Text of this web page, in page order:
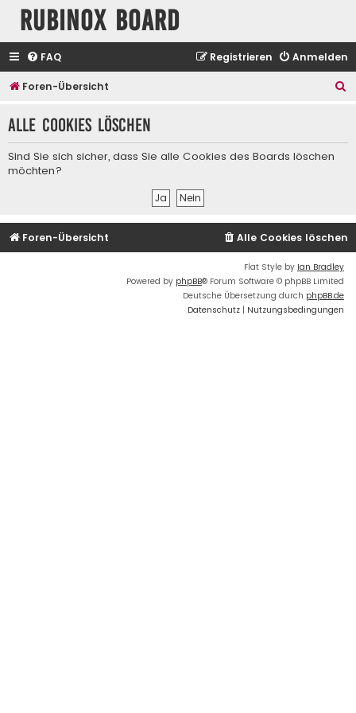
Rubinox Board
FAQ Anmelden
Registrieren
Foren-Übersicht
h
Alle Cookies löschen
Sind Sie sich sicher, dass Sie alle Cookies des Boards löschen
möchten?
Foren-Übersicht Alle Cookies löschen
Flat Style by Ian Bradley
Powered by phpBB® Forum Software © phpBB Limited
Deutsche Übersetzung durch phpBB.de
Datenschutz | Nutzungsbedingungen